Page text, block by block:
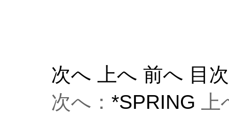
次へ 上へ 前へ 目
次へ： *SPRING 上